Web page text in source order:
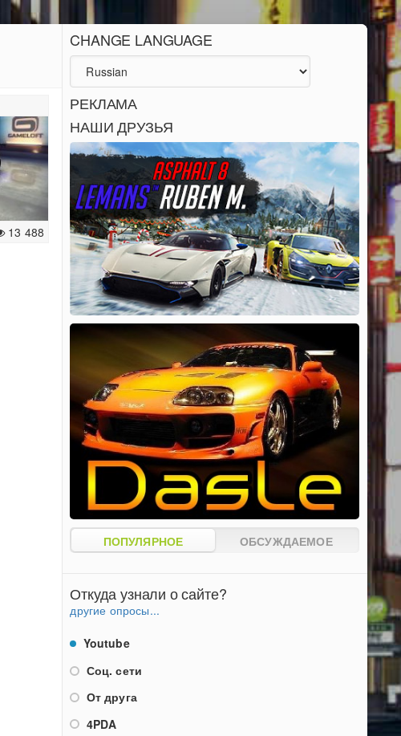
13 488
CHANGE LANGUAGE
РЕКЛАМА
НАШИ ДРУЗЬЯ
ПОПУЛЯРНОЕ ОБСУЖДАЕМОЕ
Откуда узнали о сайте?
другие опросы...
Youtube
Соц. сети
От друга
4PDA